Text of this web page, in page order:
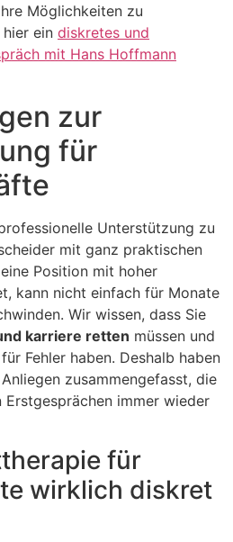
Möglichkeiten zu
ein diskretes und
mit Hans Hoffmann
zur
für
Unterstützung zu
mit ganz praktischen
Position mit hoher
kann nicht einfach für Monate
Wir wissen, dass Sie
karriere retten müssen und
Fehler haben. Deshalb haben
zusammengefasst, die
immer wieder
für
wirklich diskret